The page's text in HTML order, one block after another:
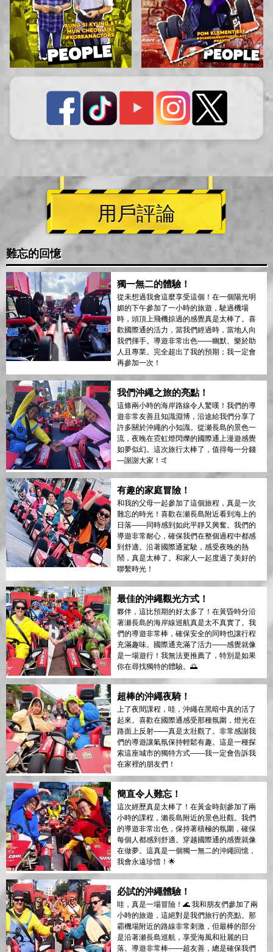
用戶評論
難忘的回憶
獨一無二的體驗！
從未想過我會這麼享受這個！在一個陽光明
媚的下午參加了一小時的旅遊，駛過機場
時，頭頂上飛機掠過的感覺真是太棒了。喜
歡國際通的活力，當我們經過時，當地人向
我們揮手。導遊非常出色——幽默、樂於助
人且專業。完全超出了我的預期；我一定會
再參加一次！
我們沖繩之旅的亮點！
這條兩小時的海岸路線令人驚嘆！我們的導
遊非常友善且知識淵博，沿途給我們分享了
許多關於沖繩的小知識。從瀬長島的景色一
流，夜晚在霓虹燈閃爍的國際通上漫遊感覺
如夢似幻。這次旅行太棒了，值得每一分錢
—謝謝大家！🤙
有趣的家庭冒險！
和我的父母一起參加了這個旅程，真是一次
難忘的時光！喜歡在瀬長島附近看到海上的
日落——同時感到如此平靜又興奮。我們的
導遊非常耐心，確保我們在整個過程中都感
到舒適。沿著國際通駕駛，感受夜晚的熱
鬧，真是太棒了。和家人一起度過了美好的
聯繫時光！
最佳的沖繩觀光方式！
夥伴，這比預期的好太多了！在黃昏時分沿
著瀬長島的海岸線巡航真是太不真實了。我
們的導遊非常棒，確保安全的同時也讓行程
充滿趣味。國際通充滿了活力——感覺就像
是一場遊行！我無法更推薦了，特別是如果
你在尋找獨特的體驗。🌅
超棒的沖繩夜騎！
上了夜間課程，哇，沖繩在黑暗中真的活了
起來。喜歡在國際通感受那種氛圍，燈光在
路面上反射——真是太壯觀了。非常感謝我
們的導遊讓氣氛保持輕鬆有趣。這是一種探
索這座城市的獨特方式——我一定會告訴我
在家裡的朋友們！
簡直令人難忘！
這次經歷真是太棒了！在黃金時刻參加了兩
小時的課程，瀨長島附近的景色壯觀。我們
的導遊非常出色，保持著積極的氛圍，確保
每個人都感到舒適。穿越國際通的感覺就像
在做夢。這真是一個獨一無二的沖繩回憶，
我會永遠珍惜！🌟
必試的沖繩體驗！
哇，真是一場冒險！🌊 我和朋友們參加了兩
小時的旅遊，這絕對是我們旅行的亮點。那
霸機場附近的路線非常刺激，但最棒的部分
是沿著瀬長島巡航，享受海風和壯麗的日
落。導遊非常棒——超友善，總是確保我們